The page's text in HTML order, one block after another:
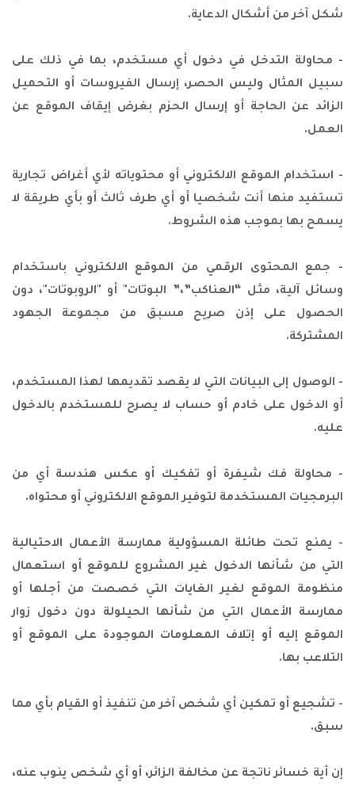
شكل آخر من أشكال الدعاية.
- محاولة التدخل في دخول أي مستخدم، بما في ذلك على
سبيل المثال وليس الحصر، إرسال الفيروسات أو التحميل
الزائد عن الحاجة أو إرسال الحزم بغرض إيقاف الموقع عن
العمل.
- استخدام الموقع الالكتروني أو محتوياته لأي أغراض تجارية
تستفيد منها أنت شخصيا أو أي طرف ثالث أو بأي طريقة لا
يسمح بها بموجب هذه الشروط.
- جمع المحتوى الرقمي من الموقع الالكتروني باستخدام
وسائل آلية، مثل “العناكب”،” البوتات" أو "الروبوتات"، دون
الحصول على إذن صريح مسبق من مجموعة الجهود
المشتركة.
- الوصول إلى البيانات التي لا يقصد تقديمها لهذا المستخدم،
أو الدخول على خادم أو حساب لا يصرح للمستخدم بالدخول
عليه.
- محاولة فك شيفرة أو تفكيك أو عكس هندسة أي من
البرمجيات المستخدمة لتوفير الموقع الالكتروني أو محتواه.
- يمنع تحت طائلة المسؤولية ممارسة الأعمال الاحتيالية
التي من شأنها الدخول غير المشروع للموقع أو استعمال
منظومة الموقع لغير الغايات التي خصصت من أجلها أو
ممارسة الأعمال التي من شأنها الحيلولة دون دخول زوار
الموقع إليه أو إتلاف المعلومات الموجودة على الموقع أو
التلاعب بها.
- تشجيع أو تمكين أي شخص آخر من تنفيذ أو القيام بأي مما
سبق.
إن أية خسائر ناتجة عن مخالفة الزائر، أو أي شخص ينوب عنه،